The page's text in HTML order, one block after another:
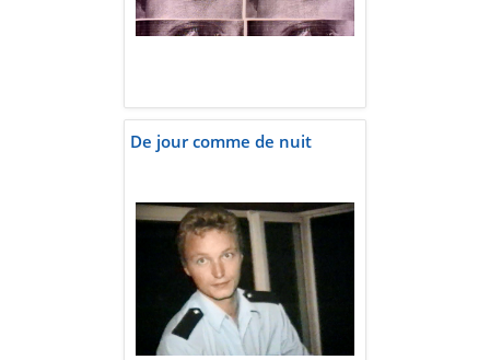
De jour comme de nuit